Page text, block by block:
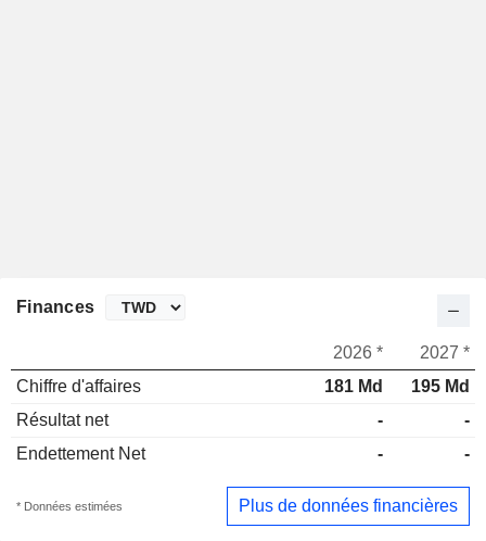
Finances
2026 *
2027 *
Chiffre d'affaires
181 Md
195 Md
Résultat net
-
-
Endettement Net
- -
* Données estimées Plus de données financières